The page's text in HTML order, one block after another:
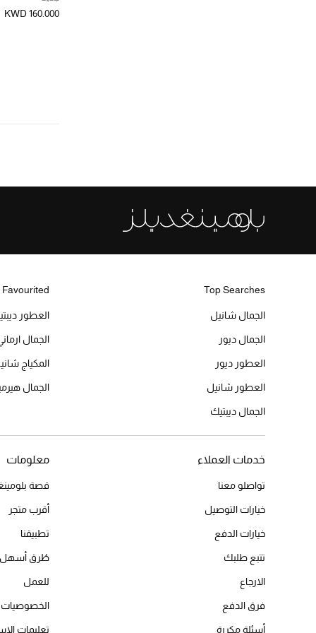
KWD 160.000
Top Searches
الجمال شانيل
الجمال ديور
العطور ديور
العطور شانيل
الجمال ديبتيك
Favourited
العطور
الجمال
المكياج
الجمال
خدمات العملاء
تواصلو معنا
خيارات التوصيل
خيارات الدفع
تتبع طلبك
الارجاع
فرق الدفع
أسئلة مكررة
معلومات
قصة
أقرب متجر
تطبيقنا
طُرق أسهل
للعمل
الخصوصيات
تعليمات